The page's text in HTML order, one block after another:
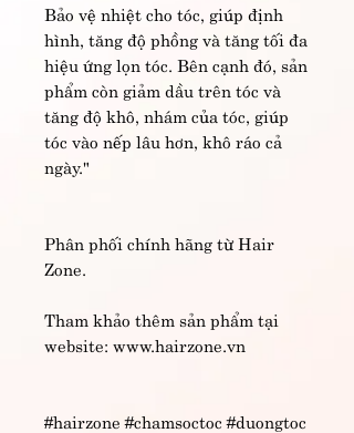
Bảo vệ nhiệt cho tóc, giúp định
hình, tăng độ phồng và tăng tối đa
hiệu ứng lọn tóc. Bên cạnh đó, sản
phẩm còn giảm dầu trên tóc và
tăng độ khô, nhám của tóc, giúp
tóc vào nếp lâu hơn, khô ráo cả
ngày."
Phân phối chính hãng từ Hair
Zone.
Tham khảo thêm sản phẩm tại
website: www.hairzone.vn
#hairzone #chamsoctoc #duongtoc